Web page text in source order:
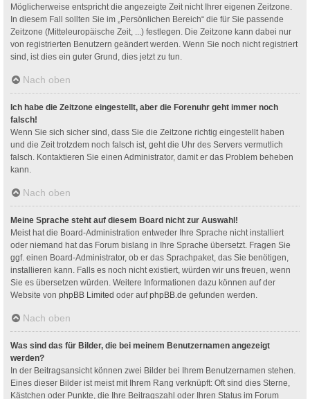
Möglicherweise entspricht die angezeigte Zeit nicht Ihrer eigenen Zeitzone.
In diesem Fall sollten Sie im „Persönlichen Bereich“ die für Sie passende
Zeitzone (Mitteleuropäische Zeit, ...) festlegen. Die Zeitzone kann dabei nur
von registrierten Benutzern geändert werden. Wenn Sie noch nicht registriert
sind, ist dies ein guter Grund, dies jetzt zu tun.
Nach oben
Ich habe die Zeitzone eingestellt, aber die Forenuhr geht immer noch
falsch!
Wenn Sie sich sicher sind, dass Sie die Zeitzone richtig eingestellt haben
und die Zeit trotzdem noch falsch ist, geht die Uhr des Servers vermutlich
falsch. Kontaktieren Sie einen Administrator, damit er das Problem beheben
kann.
Nach oben
Meine Sprache steht auf diesem Board nicht zur Auswahl!
Meist hat die Board-Administration entweder Ihre Sprache nicht installiert
oder niemand hat das Forum bislang in Ihre Sprache übersetzt. Fragen Sie
ggf. einen Board-Administrator, ob er das Sprachpaket, das Sie benötigen,
installieren kann. Falls es noch nicht existiert, würden wir uns freuen, wenn
Sie es übersetzen würden. Weitere Informationen dazu können auf der
Website von phpBB Limited oder aufphpBB.de gefunden werden.
Nach oben
Was sind das für Bilder, die bei meinem Benutzernamen angezeigt
werden?
In der Beitragsansicht können zwei Bilder bei Ihrem Benutzernamen stehen.
Eines dieser Bilder ist meist mit Ihrem Rang verknüpft: Oft sind dies Sterne,
Kästchen oder Punkte, die Ihre Beitragszahl oder Ihren Status im Forum